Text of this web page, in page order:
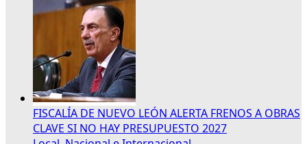
FISCALÍA DE NUEVO LEÓN ALERTA FRENOS A OBRAS
CLAVE SI NO HAY PRESUPUESTO 2027